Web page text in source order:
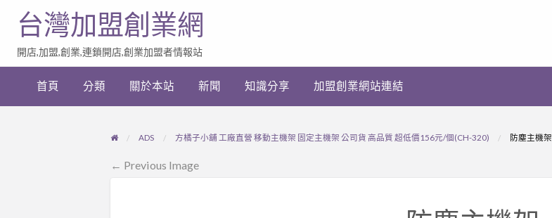
加
業
台灣加盟創業網
開店,加盟,創業,連鎖開店,創業加盟者情報站
首頁 分類 關於本站 新聞 知識分享 加盟創業網站連結
ADS 方橘子小舖 工廠直營 移動主機架 固定主機架 公司貨 高品質 超低價156元/個(CH-320) 防塵主機架
← Previous Image